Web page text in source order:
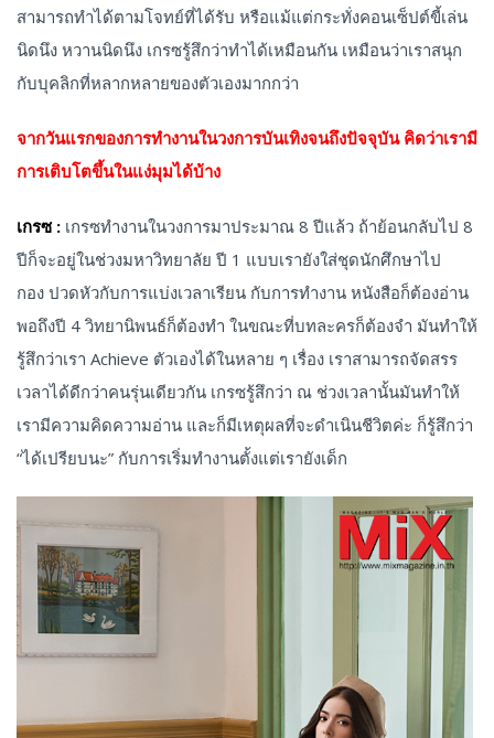
สามารถทำได้ตามโจทย์ที่ได้รับ หรือแม้แต่กระทั่งคอนเซ็ปต์ขี้เล่น
นิดนึง หวานนิดนึง เกรซรู้สึกว่าทำได้เหมือนกัน เหมือนว่าเราสนุก
กับบุคลิกที่หลากหลายของตัวเองมากกว่า
จากวันแรกของการทำงานในวงการบันเทิงจนถึงปัจจุบัน คิดว่าเรามี
การเติบโตขึ้นในแง่มุมได้บ้าง
เกรซ : เกรซทำงานในวงการมาประมาณ 8 ปีแล้ว ถ้าย้อนกลับไป 8
ปีก็จะอยู่ในช่วงมหาวิทยาลัย ปี 1 แบบเรายังใส่ชุดนักศึกษาไป
กอง ปวดหัวกับการแบ่งเวลาเรียน กับการทำงาน หนังสือก็ต้องอ่าน
พอถึงปี 4 วิทยานิพนธ์ก็ต้องทำ ในขณะที่บทละครก็ต้องจำ มันทำให้
รู้สึกว่าเรา Achieve ตัวเองได้ในหลาย ๆ เรื่อง เราสามารถจัดสรร
เวลาได้ดีกว่าคนรุ่นเดียวกัน เกรซรู้สึกว่า ณ ช่วงเวลานั้นมันทำให้
เรามีความคิดความอ่าน และก็มีเหตุผลที่จะดำเนินชีวิตค่ะ ก็รู้สึกว่า
“ได้เปรียบนะ” กับการเริ่มทำงานตั้งแต่เรายังเด็ก